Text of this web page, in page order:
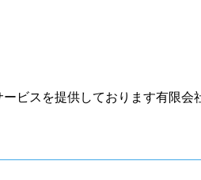
ビスを提供しております有限